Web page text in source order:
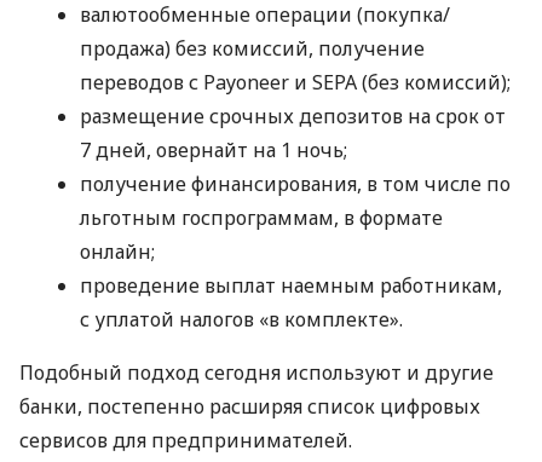
валютообменные операции (покупка/
продажа) без комиссий, получение
переводов с Payoneer и SEPA (без комиссий);
размещение срочных депозитов на срок от
7 дней, овернайт на 1 ночь;
получение финансирования, в том числе по
льготным госпрограммам, в формате
онлайн;
проведение выплат наемным работникам,
с уплатой налогов «в комплекте».
Подобный подход сегодня используют и другие
банки, постепенно расширяя список цифровых
сервисов для предпринимателей.